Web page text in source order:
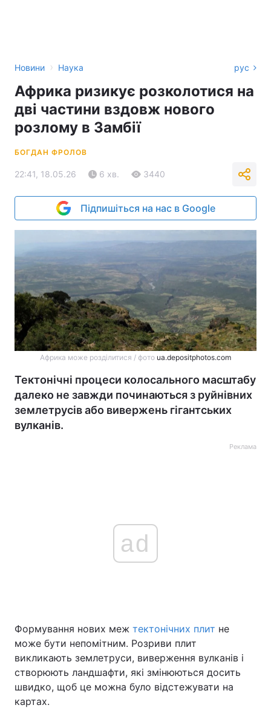
Новини › Наука рус
Африка ризикує розколотися на
дві частини вздовж нового
розлому в Замбії
БОГДАН ФРОЛОВ
22:41, 18.05.26 6 хв. 3440
Підпишіться на нас в Google
Африка може розділитися / фото ua.depositphotos.com
Тектонічні процеси колосального масштабу
далеко не завжди починаються з руйнівних
землетрусів або вивержень гігантських
вулканів.
Реклама
ad
Формування нових меж тектонічних плит не
може бути непомітним. Розриви плит
викликають землетруси, виверження вулканів і
створюють ландшафти, які змінюються досить
швидко, щоб це можна було відстежувати на
картах.